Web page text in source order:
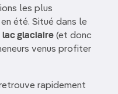
les plus
en été. Situé dans le
lac glaciaire (et donc
venus profiter
rapidement